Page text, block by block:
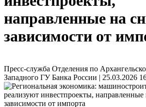
направленные на
зависимости от
Пресс-служба Отделения по
Западного ГУ Банка России | 25.03.2026